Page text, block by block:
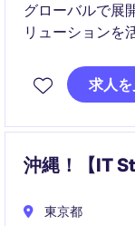
グローバルで展
リューションを
グローバルITと
能展開を推進す
求人
沖縄！【IT
東京都